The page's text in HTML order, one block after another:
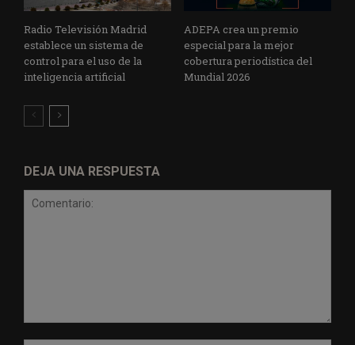
Radio Televisión Madrid
establece un sistema de
control para el uso de la
inteligencia artificial
ADEPA crea un premio
especial para la mejor
cobertura periodística del
Mundial 2026
DEJA UNA RESPUESTA